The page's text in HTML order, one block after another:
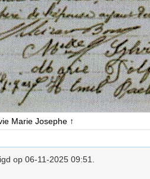
Marie Josephe ↑
op 06-11-2025 09:51.